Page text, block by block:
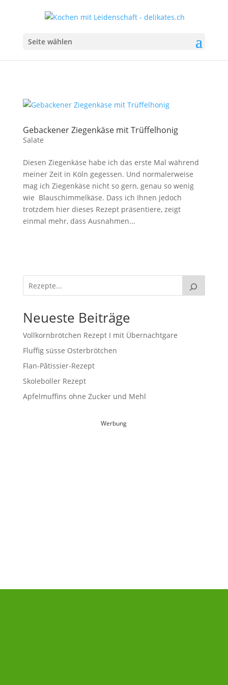
Seite wählen
Gebackener Ziegenkäse mit Trüffelhonig
Salate
Diesen Ziegenkäse habe ich das erste Mal während
meiner Zeit in Köln gegessen. Und normalerweise
mag ich Ziegenkäse nicht so gern, genau so wenig
wie Blauschimmelkäse. Dass ich Ihnen jedoch
trotzdem hier dieses Rezept präsentiere, zeigt
einmal mehr, dass Ausnahmen...
Neueste Beiträge
Vollkornbrötchen Rezept I mit Übernachtgare
Fluffig süsse Osterbrötchen
Flan-Pâtissier-Rezept
Skoleboller Rezept
Apfelmuffins ohne Zucker und Mehl
Werbung